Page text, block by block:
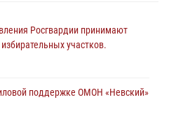
Росгвардии принимают
участков.
поддержке ОМОН «Невский»